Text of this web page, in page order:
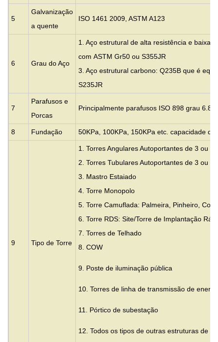
5
Galvanização
a quente
ISO 1461 2009, ASTM A123
6 Grau do Aço
1. Aço estrutural de alta resistência e baixa
com ASTM Gr50 ou S355JR
3. Aço estrutural carbono: Q235B que é
S235JR
7
Parafusos e
Porcas
Principalmente parafusos ISO 898 grau 6.8
8 Fundação 50KPa, 100KPa, 150KPa etc. capacidade
9 Tipo de Torre
1. Torres Angulares Autoportantes de 3 ou 4
2. Torres Tubulares Autoportantes de 3 ou 4
3. Mastro Estaiado
4. Torre Monopolo
5. Torre Camuflada: Palmeira, Pinheiro,
6. Torre RDS: Site/Torre de Implantação
7. Torres de Telhado
8. COW
9. Poste de iluminação pública
10. Torres de linha de transmissão de
11. Pórtico de subestação
12. Todos os tipos de outras estruturas de